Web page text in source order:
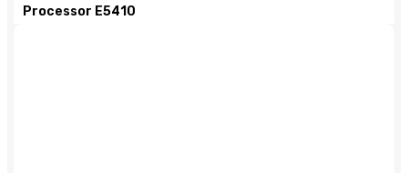
Processor E5410